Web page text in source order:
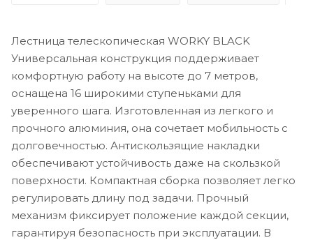
Лестница телескопическая WORKY BLACK
Универсальная конструкция поддерживает
комфортную работу на высоте до 7 метров,
оснащена 16 широкими ступеньками для
уверенного шага. Изготовленная из легкого и
прочного алюминия, она сочетает мобильность с
долговечностью. Антискользящие накладки
обеспечивают устойчивость даже на скользкой
поверхности. Компактная сборка позволяет легко
регулировать длину под задачи. Прочный
механизм фиксирует положение каждой секции,
гарантируя безопасность при эксплуатации. В